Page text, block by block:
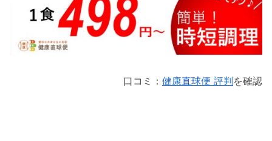
口コミ： 健康直球便 評判を確認